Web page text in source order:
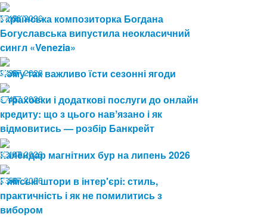
03.08.2026
19
Українська композиторка Богдана
Богуславська випустила неокласичний
сингл «Venezia»
24.07.2026
29
Чому так важливо їсти сезонні ягоди
17.07.2026
45
Страховки і додаткові послуги до онлайн
кредиту: що з цього навʼязано і як
відмовитись — розбір Банкрейт
13.07.2026
149
Календар магнітних бур на липень 2026
08.07.2026
58
Римські штори в інтер'єрі: стиль,
практичність і як не помилитись з
вибором